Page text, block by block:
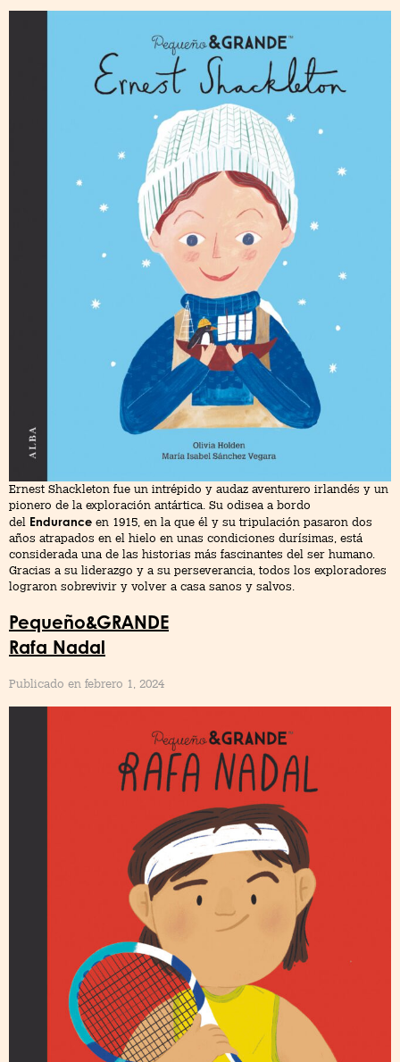
Ernest Shackleton fue un intrépido y audaz aventurero irlandés y un
pionero de la exploración antártica. Su odisea a bordo
del Endurance en 1915, en la que él y su tripulación pasaron dos
años atrapados en el hielo en unas condiciones durísimas, está
considerada una de las historias más fascinantes del ser humano.
Gracias a su liderazgo y a su perseverancia, todos los exploradores
lograron sobrevivir y volver a casa sanos y salvos.
Pequeño&GRANDE
Rafa Nadal
Publicado en febrero 1, 2024